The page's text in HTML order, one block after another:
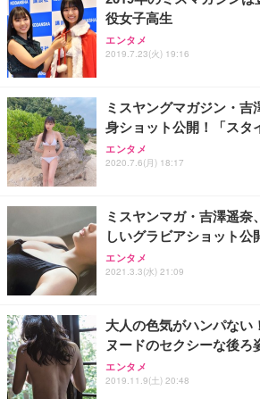
役女子高生
エンタメ
2019.7.23(火) 19:16
ミスヤングマガジン・
身ショット公開！「スタ
エンタメ
2020.7.6(月) 18:17
ミスヤンマガ・吉澤遥
しいグラビアショット公
エンタメ
2021.3.3(水) 21:09
大人の色気がハンパない
ヌードのセクシーな後ろ
エンタメ
2019.11.9(土) 20:48